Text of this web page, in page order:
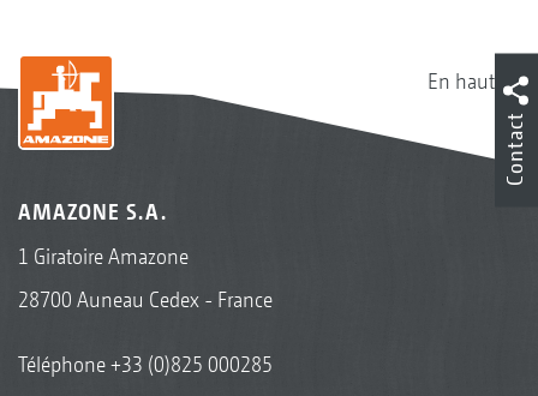
En haut
AMAZONE S.A.
1 Giratoire Amazone
28700 Auneau Cedex - France
Téléphone+33 (0)825 000285
Contact